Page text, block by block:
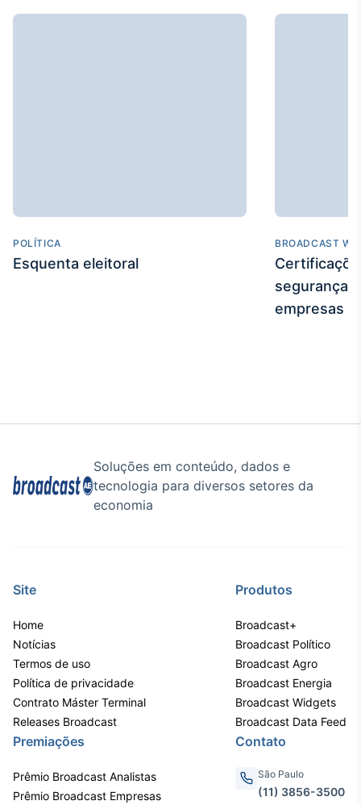
POLÍTICA
Esquenta eleitoral
BROADCAST
segurança
empresas
Soluções em conteúdo, dados e
tecnologia para diversos setores da
economia
Site
Home
Notícias
Termos de uso
Política de privacidade
Contrato Máster Terminal
Releases Broadcast
Produtos
Broadcast+
Broadcast Político
Broadcast Agro
Broadcast Energia
Broadcast Widgets
Broadcast Data Feed
Premiações
Prêmio Broadcast Analistas
Prêmio Broadcast Empresas
Contato
São Paulo
(11) 3856-3500